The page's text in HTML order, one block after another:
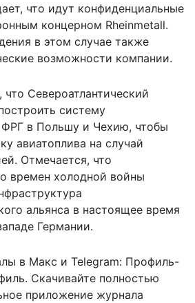
что идут конфиденциальные
концерном Rheinmetall.
в этом случае также
возможности компании.
Североатлантический
систему
ФРГ в Польшу и Чехию, чтобы
авиатоплива на случай
. Отмечается, что
времен холодной войны
альянса в настоящее время
Германии.
в Макс и Telegram: Профиль-
. Скачивайте полностью
приложение журнала